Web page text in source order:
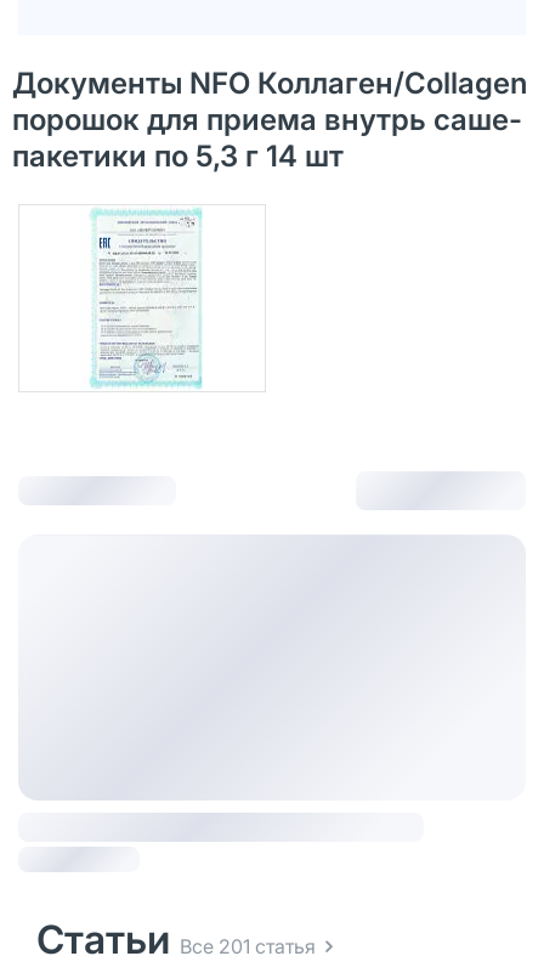
Документы NFO Коллаген/Collagen
порошок для приема внутрь саше-
пакетики по 5,3 г 14 шт
Статьи Все 201 статья